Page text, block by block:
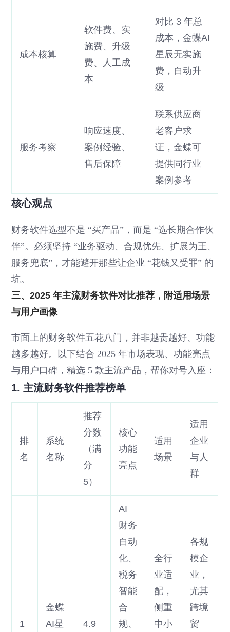
成本核算
软件费、实
施费、升级
费、人工成
本
对比 3 年总
成本，金蝶AI
星辰无实施
费，自动升
级
服务考察
响应速度、
案例经验、
售后保障
联系供应商
老客户求
证，金蝶可
提供同行业
案例参考
核心观点
财务软件选型不是 “买产品”，而是 “选长期合作伙
伴”。必须坚持 “业务驱动、合规优先、扩展为王、
服务兜底”，才能避开那些让企业 “花钱又受罪” 的
坑。
三、2025 年主流财务软件对比推荐，附适用场景
与用户画像
市面上的财务软件五花八门，并非越贵越好、功能
越多越好。以下结合 2025 年市场表现、功能亮点
与用户口碑，精选 5 款主流产品，帮你对号入座：
1. 主流财务软件推荐榜单
排
名
系统
名称
推荐
分数
（满
分
5）
核心
功能
亮点
适用
场景
适用
企业
与人
群
1
金蝶
AI星
4.9
AI
财务
自动
化、
税务
智能
合
规、
全行
业适
配，
侧重
中小
各规
模企
业，
尤其
跨境
贸